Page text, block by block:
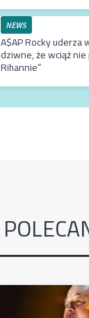
NEWS
A$AP Rocky uderza
dziwne, że wciąż
Rihannie”